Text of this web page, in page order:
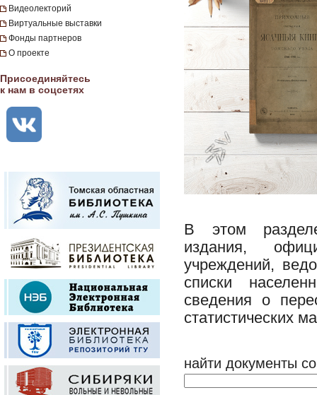
Видеолекторий
Виртуальные выставки
Фонды партнеров
О проекте
Присоединяйтесь
к нам в соцсетях
В этом
издания,
учреждений,
списки
сведения о
статистических
найти документы